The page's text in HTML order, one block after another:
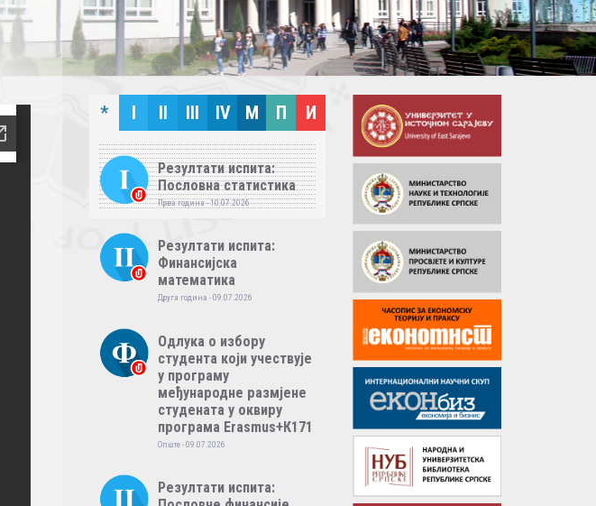
* I II III IV M П И
Резултати испита:
Пословна статистика
Прва година - 10.07.2026
Резултати испита:
Финансијска
математика
Друга година - 09.07.2026
Одлука о избору
студента који учествује
у програму
међународне размјене
студената у оквиру
програма Erasmus+К171
Опште - 09.07.2026
Резултати испита: